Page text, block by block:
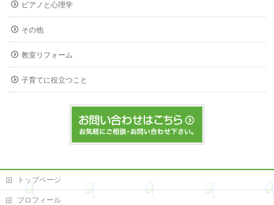
ピアノと心理学
その他
教室リフォーム
子育てに役立つこと
トップページ
プロフィール